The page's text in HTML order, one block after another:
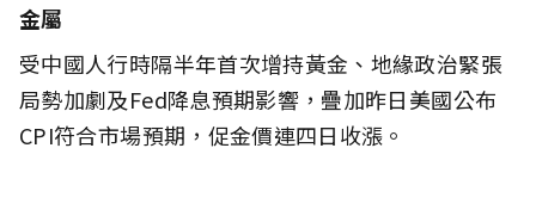
金屬
受中國人行時隔半年首次增持黃金、地緣政治緊張
局勢加劇及Fed降息預期影響，疊加昨日美國公布
CPI符合市場預期，促金價連四日收漲。